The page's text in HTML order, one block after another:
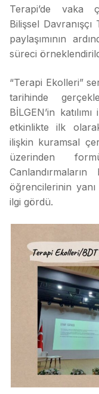
Terapi’de vaka
Bilişsel
paylaşımının
süreci
“Terapi Ekolleri”
tarihinde
BİLGEN’in
etkinlikte ilk
ilişkin kuramsal
üzerinden
öğrencilerinin yanı
ilgi gördü.